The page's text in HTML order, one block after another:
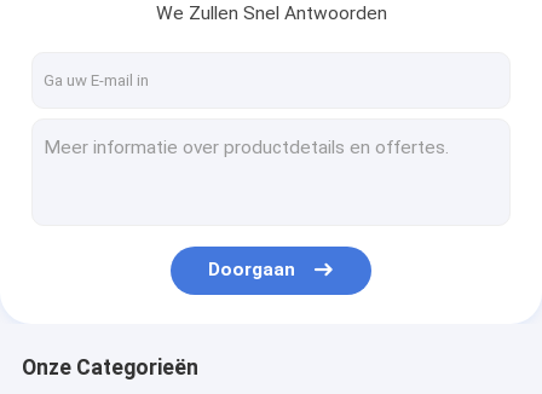
We Zullen Snel Antwoorden
Doorgaan
Onze Categorieën